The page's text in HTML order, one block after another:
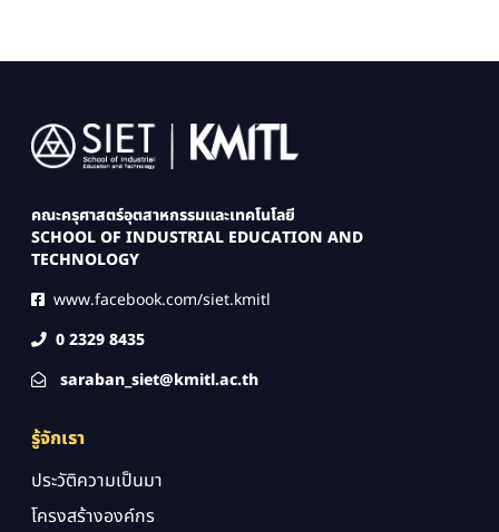
Image
คณะครุศาสตร์อุตสาหกรรมและเทคโนโลยี
SCHOOL OF INDUSTRIAL EDUCATION AND
TECHNOLOGY
www.facebook.com/siet.kmitl
0 2329 8435
saraban_siet@kmitl.ac.th
รู้จักเรา
ประวัติความเป็นมา
โครงสร้างองค์กร